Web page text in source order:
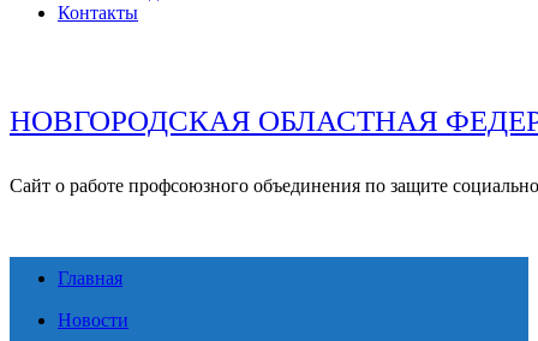
Контакты
НОВГОРОДСКАЯ ОБЛАСТНАЯ
Сайт о работе профсоюзного объединения по защите
Главная
Новости